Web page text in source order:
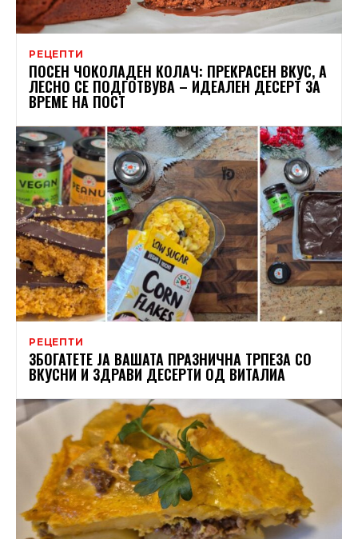
РЕЦЕПТИ
ПОСЕН ЧОКОЛАДЕН КОЛАЧ: ПРЕКРАСЕН ВКУС, А
ЛЕСНО СЕ ПОДГОТВУВА – ИДЕАЛЕН ДЕСЕРТ ЗА
ВРЕМЕ НА ПОСТ
РЕЦЕПТИ
ЗБОГАТЕТЕ ЈА ВАШАТА ПРАЗНИЧНА ТРПЕЗА СО
ВКУСНИ И ЗДРАВИ ДЕСЕРТИ ОД ВИТАЛИА